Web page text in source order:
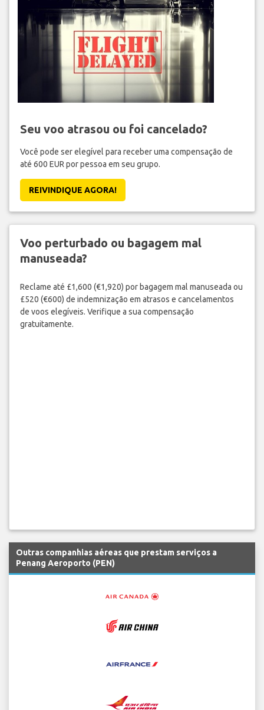
Seu voo atrasou ou foi cancelado?
Você pode ser elegível para receber uma compensação de
até 600 EUR por pessoa em seu grupo.
REIVINDIQUE AGORA!
Voo perturbado ou bagagem mal
manuseada?
Reclame até £1,600 (€1,920) por bagagem mal manuseada ou
£520 (€600) de indemnização em atrasos e cancelamentos
de voos elegíveis. Verifique a sua compensação
gratuitamente.
Outras companhias aéreas que prestam serviços a
Penang Aeroporto (PEN)